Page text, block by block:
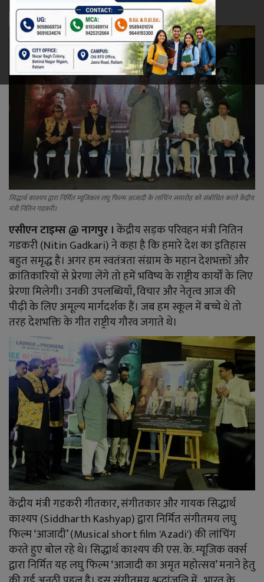
रेलवे
खेल
ज्योतिष
कला-साहित्य
निर्वाचन
धर्म-संस्कृति
करियर
वीडियो
YouTube
Language
English Hiindi
सिद्धार्थ काश्यप द्वारा निर्मित म्यूजिकल लघु फिल्म आजादी के लांचिंग समारोह को संबोधित करते केंद्रीय
मंत्री नितिन गडकरी।
एसीएन टाइम्स@नागपुर ।केंद्रीय सड़क परिवहन मंत्री नितिन
गडकरी (Nitin Gadkari) ने कहा है कि हमारे देश का इतिहास
बहुत समृद्ध है। अगर हम स्वतंत्रता संग्राम के महान देशभक्तों और
क्रांतिकारियों से प्रेरणा लेंगे तो हमें भविष्य के राष्ट्रीय कार्यों के लिए
प्रेरणा मिलेगी। उनकी उपलब्धियाँ, विचार और नेतृत्व आज की
पीढ़ी के लिए अमूल्य मार्गदर्शक हैं। जब हम स्कूल में बच्चे थे तो
तरह देशभक्ति के गीत राष्ट्रीय गौरव जगाते थे।
केंद्रीय मंत्री गडकरी गीतकार, संगीतकार और गायक सिद्धार्थ
काश्यप (Siddharth Kashyap) द्वारा निर्मित संगीतमय लघु
फिल्म ‘आजादी’ (Musical short film 'Azadi') की लांचिंग
करते हुए बोल रहे थे। सिद्धार्थ काश्यप की एस. के. म्यूजिक वर्क्स
द्वारा निर्मित यह लघु फिल्म ‘आजादी का अमृत महोत्सव’ मनाने हेतु